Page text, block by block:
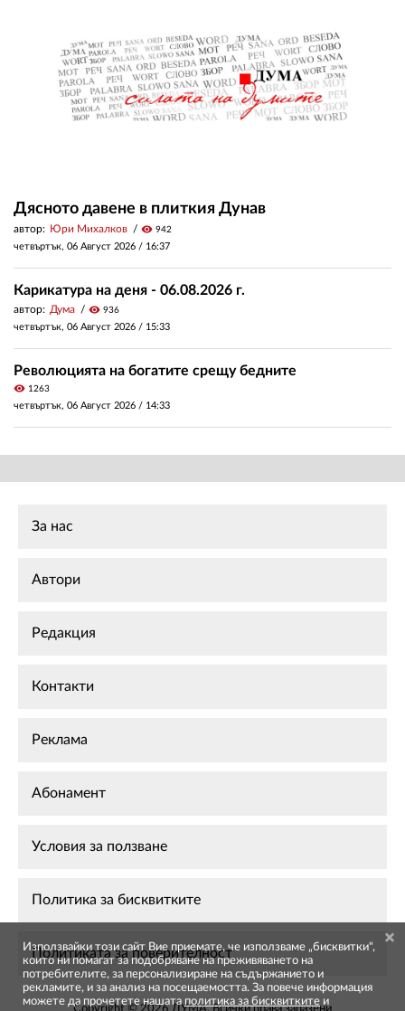
Дясното давене в плиткия Дунав
автор: Юри Михалков visibility 942
четвъртък, 06 Август 2026 / 16:37
Карикатура на деня - 06.08.2026 г.
автор: Дума visibility 936
четвъртък, 06 Август 2026 / 15:33
Революцията на богатите срещу бедните
visibility 1263
четвъртък, 06 Август 2026 / 14:33
За нас
Автори
Редакция
Контакти
Реклама
Абонамент
Условия за ползване
Политика за бисквитките
Политиката за поверителност
Използвайки този сайт Вие приемате, че използваме „бисквитки",
които ни помагат за подобряване на преживяването на
потребителите, за персонализиране на съдържанието и
рекламите, и за анализ на посещаемостта. За повече информация
можете да прочетете нашата политика за бисквитките и